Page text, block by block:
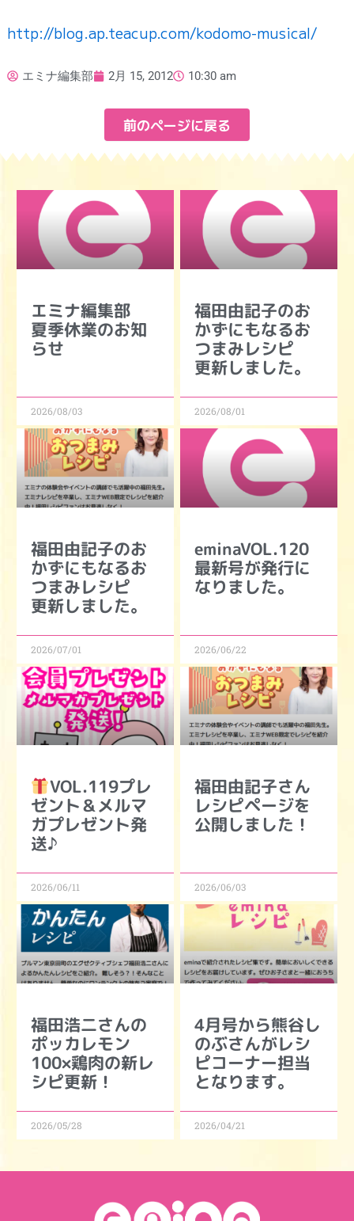
http://blog.ap.teacup.com/kodomo-musical/
エミナ編集部 2月 15, 2012 10:30 am
前のページに戻る
エミナ編集部
夏季休業のお知
らせ
2026/08/03
福田由記子のお
かずにもなるお
つまみレシピ
更新しました。
2026/08/01
福田由記子のお
かずにもなるお
つまみレシピ
更新しました。
2026/07/01
eminaVOL.120
最新号が発行に
なりました。
2026/06/22
VOL.119プレ
ゼント＆メルマ
ガプレゼント発
送♪
2026/06/11
福田由記子さん
レシピページを
公開しました！
2026/06/03
福田浩二さんの
ポッカレモン
100×鶏肉の新レ
シピ更新！
2026/05/28
4月号から熊谷し
のぶさんがレシ
ピコーナー担当
となります。
2026/04/21